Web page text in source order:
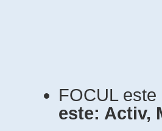
FOCUL
este: Activ,